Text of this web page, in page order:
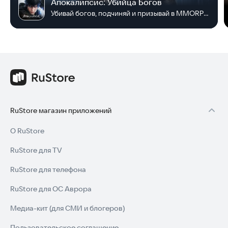
Апокалипсис: Убийца Богов
Убивай богов, подчиняй и призывай в MMORPG!
RuStore магазин приложений
О RuStore
RuStore для TV
RuStore для телефона
RuStore для ОС Аврора
Медиа-кит (для СМИ и блогеров)